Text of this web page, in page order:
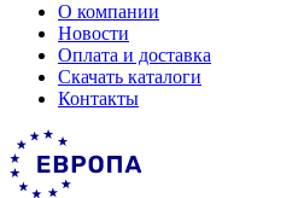
О компании
Новости
Оплата и доставка
Скачать каталоги
Контакты